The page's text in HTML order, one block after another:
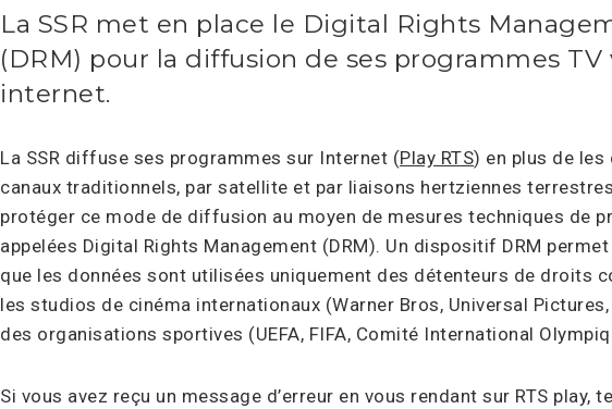
La SSR met en place le Digital Rights
(DRM) pour la diffusion de ses programmes TV
internet.
La SSR diffuse ses programmes sur Internet (Play RTS) en plus de
canaux traditionnels, par satellite et par liaisons hertziennes
protéger ce mode de diffusion au moyen de mesures techniques de
appelées Digital Rights Management (DRM). Un dispositif DRM
que les données sont utilisées uniquement des détenteurs de droits
les studios de cinéma internationaux (Warner Bros, Universal
des organisations sportives (UEFA, FIFA, Comité International
Si vous avez reçu un message d’erreur en vous rendant sur RTS play,